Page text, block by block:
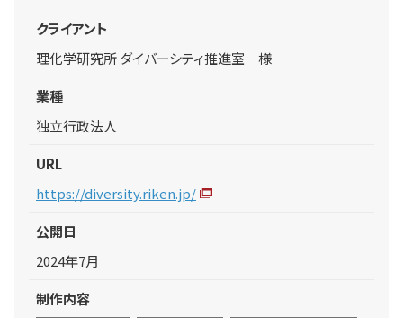
クライアント
理化学研究所 ダイバーシティ推進室 様
業種
独立行政法人
URL
https://diversity.riken.jp/
公開日
2024年7月
制作内容